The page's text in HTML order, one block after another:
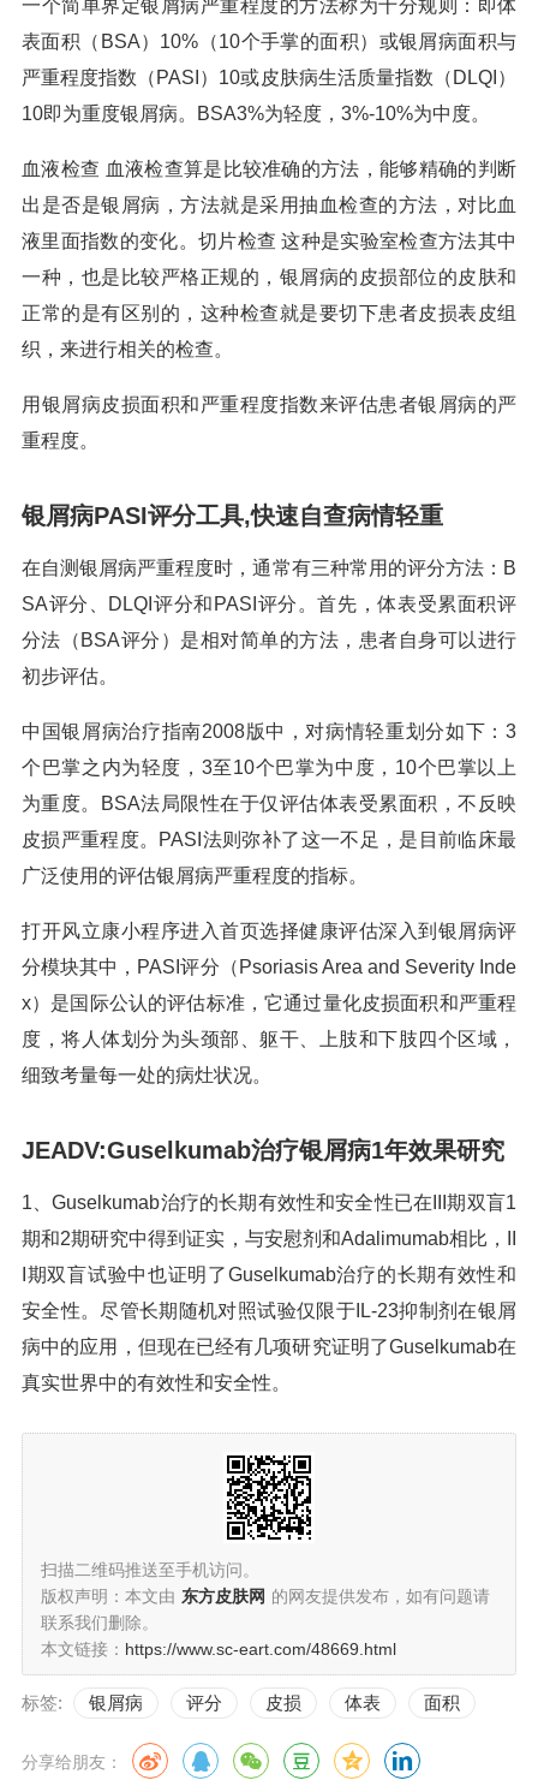
一个简单界定银屑病严重程度的方法称为十分规则：即体
表面积（BSA）10%（10个手掌的面积）或银屑病面积与
严重程度指数（PASI）10或皮肤病生活质量指数（DLQI）
10即为重度银屑病。BSA3%为轻度，3%-10%为中度。
血液检查 血液检查算是比较准确的方法，能够精确的判断
出是否是银屑病，方法就是采用抽血检查的方法，对比血
液里面指数的变化。切片检查 这种是实验室检查方法其中
一种，也是比较严格正规的，银屑病的皮损部位的皮肤和
正常的是有区别的，这种检查就是要切下患者皮损表皮组
织，来进行相关的检查。
用银屑病皮损面积和严重程度指数来评估患者银屑病的严
重程度。
银屑病PASI评分工具,快速自查病情轻重
在自测银屑病严重程度时，通常有三种常用的评分方法：B
SA评分、DLQI评分和PASI评分。首先，体表受累面积评
分法（BSA评分）是相对简单的方法，患者自身可以进行
初步评估。
中国银屑病治疗指南2008版中，对病情轻重划分如下：3
个巴掌之内为轻度，3至10个巴掌为中度，10个巴掌以上
为重度。BSA法局限性在于仅评估体表受累面积，不反映
皮损严重程度。PASI法则弥补了这一不足，是目前临床最
广泛使用的评估银屑病严重程度的指标。
打开风立康小程序进入首页选择健康评估深入到银屑病评
分模块其中，PASI评分（Psoriasis Area and Severity Inde
x）是国际公认的评估标准，它通过量化皮损面积和严重程
度，将人体划分为头颈部、躯干、上肢和下肢四个区域，
细致考量每一处的病灶状况。
JEADV:Guselkumab治疗银屑病1年效果研究
1、Guselkumab治疗的长期有效性和安全性已在III期双盲1
期和2期研究中得到证实，与安慰剂和Adalimumab相比，II
I期双盲试验中也证明了Guselkumab治疗的长期有效性和
安全性。尽管长期随机对照试验仅限于IL-23抑制剂在银屑
病中的应用，但现在已经有几项研究证明了Guselkumab在
真实世界中的有效性和安全性。
扫描二维码推送至手机访问。
版权声明：本文由 东方皮肤网 的网友提供发布，如有问题请
联系我们删除。
本文链接： https://www.sc-eart.com/48669.html
标签: 银屑病 评分 皮损 体表 面积
分享给朋友：